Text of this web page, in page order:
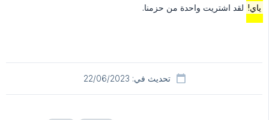
ياي! لقد اشتريت واحدة من حزمنا.
تحديث في: 22/06/2023